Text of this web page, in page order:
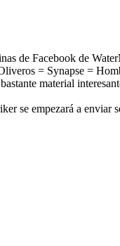
de Facebook de
= Synapse =
material
se empezará a enviar